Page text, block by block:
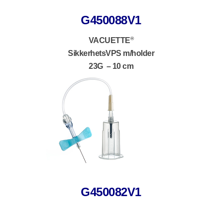
G450088V1
VACUETTE®
SikkerhetsVPS m/holder
23G – 10 cm
G450082V1